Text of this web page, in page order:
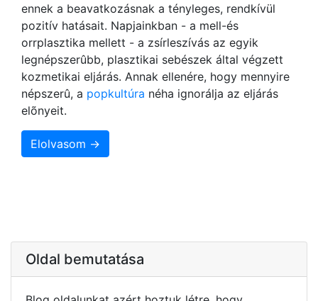
ennek a beavatkozásnak a tényleges, rendkívül
pozitív hatásait. Napjainkban - a mell-és
orrplasztika mellett - a zsírleszívás az egyik
legnépszerûbb, plasztikai sebészek által végzett
kozmetikai eljárás. Annak ellenére, hogy mennyire
népszerû, a popkultúra néha ignorálja az eljárás
elõnyeit.
Elolvasom →
Oldal bemutatása